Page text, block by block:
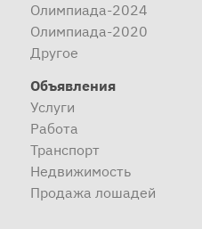
Олимпиада-2024
Олимпиада-2020
Другое
Объявления
Услуги
Работа
Транспорт
Недвижимость
Продажа лошадей